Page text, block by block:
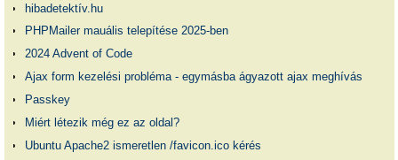
hibadetektív.hu
PHPMailer mauális telepítése 2025-ben
2024 Advent of Code
Ajax form kezelési probléma - egymásba ágyazott ajax meghívás
Passkey
Miért létezik még ez az oldal?
Ubuntu Apache2 ismeretlen /favicon.ico kérés